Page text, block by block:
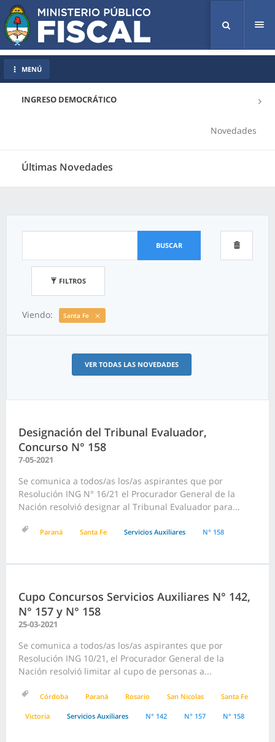
INGRESO DEMOCRÁTICO
Novedades
Últimas Novedades
MENÚ
BUSCAR
FILTROS
Viendo: Santa Fe
VER TODAS LAS NOVEDADES
Designación del Tribunal Evaluador,
Concurso N° 158
7-05-2021
Se comunica a todos/as los/as aspirantes que por
Resolución ING N° 16/21 el Procurador General de la
Nación resolvió designar al Tribunal Evaluador para...
Paraná Santa Fe Servicios Auxiliares N° 158
Cupo Concursos Servicios Auxiliares N° 142,
N° 157 y N° 158
25-03-2021
Se comunica a todos/as los/as aspirantes que por
Resolución ING 10/21, el Procurador General de la
Nación resolvió limitar al cupo de personas a...
Córdoba Paraná Rosario San Nicolas Santa Fe
Victoria Servicios Auxiliares N° 142 N° 157 N° 158